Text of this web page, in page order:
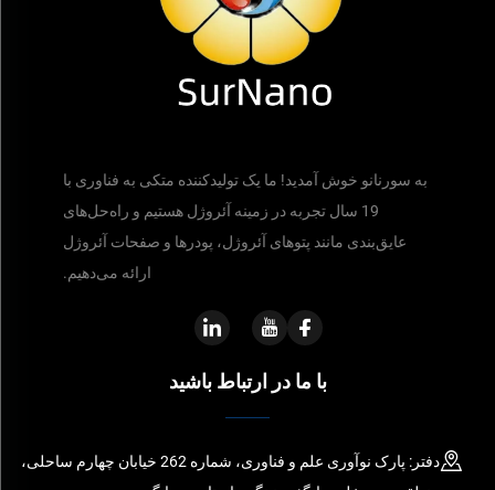
به سورنانو خوش آمدید! ما یک تولیدکننده متکی به فناوری با
19 سال تجربه در زمینه آئروژل هستیم و راه‌حل‌های
عایق‌بندی مانند پتوهای آئروژل، پودرها و صفحات آئروژل
ارائه می‌دهیم.
با ما در ارتباط باشید
دفتر: پارک نوآوری علم و فناوری، شماره 262 خیابان چهارم ساحلی،